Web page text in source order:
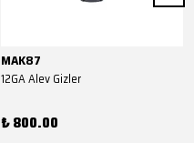
MAK87
12GA Alev Gizler
₺ 800.00